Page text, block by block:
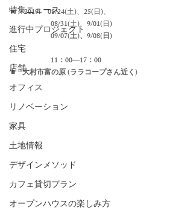
特集ニュース
進行中プロジェクト
住宅
店舗
オフィス
リノベーション
家具
土地情報
デザインメソッド
カフェ貸切プラン
オープンハウスの楽しみ方
■ 2019.　08/24(土)、25(日)、
08/31(土)、9/01(日)
09/07(土)、9/08(日)
11：00―17：00
■　大村市富の原 (ララコープさん近く)